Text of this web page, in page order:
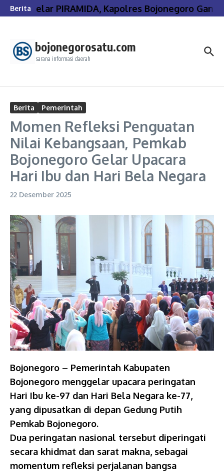
Lewati ke konten
BeritaGelar PIRAMIDA, Kapolres Bojonegoro
bojonegorosatu.com
sarana informasi daerah
Berita Pemerintah
Momen Refleksi Penguatan
Nilai Kebangsaan, Pemkab
Bojonegoro Gelar Upacara
Hari Ibu dan Hari Bela Negara
22 Desember 2025
Bojonegoro – Pemerintah Kabupaten
Bojonegoro menggelar upacara peringatan
Hari Ibu ke-97 dan Hari Bela Negara ke-77,
yang dipusatkan di depan Gedung Putih
Pemkab Bojonegoro.
Dua peringatan nasional tersebut diperingati
secara khidmat dan sarat makna, sebagai
momentum refleksi perjalanan bangsa